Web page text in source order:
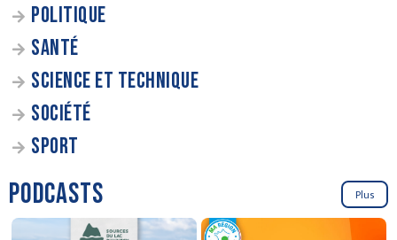
POLITIQUE
SANTÉ
SCIENCE ET TECHNIQUE
SOCIÉTÉ
SPORT
PODCASTS Plus